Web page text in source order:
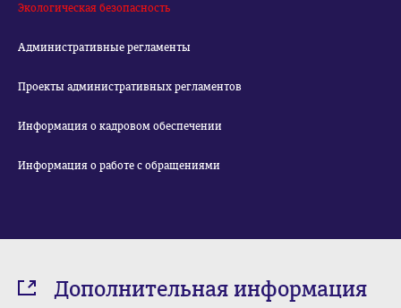
Экологическая безопасность
Административные регламенты
Проекты административных регламентов
Информация о кадровом обеспечении
Информация о работе с обращениями
Дополнительная информация